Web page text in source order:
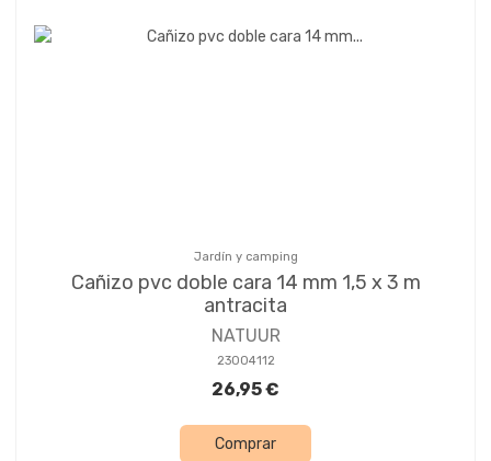
Jardín y camping
Cañizo pvc doble cara 14 mm 1,5 x 3 m
antracita
NATUUR
23004112
26,95 €
Comprar